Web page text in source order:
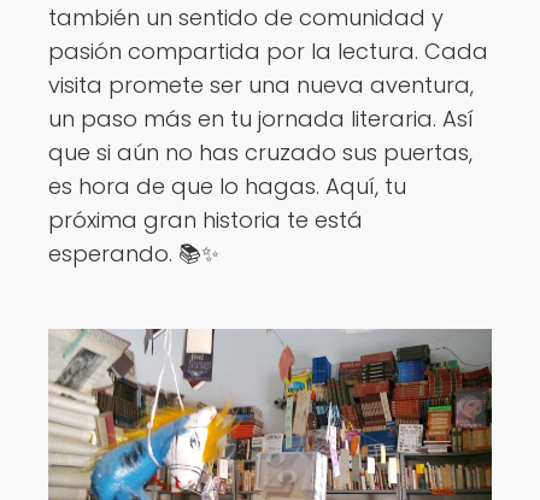
también un sentido de comunidad y
pasión compartida por la lectura. Cada
visita promete ser una nueva aventura,
un paso más en tu jornada literaria. Así
que si aún no has cruzado sus puertas,
es hora de que lo hagas. Aquí, tu
próxima gran historia te está
esperando. 📚✨